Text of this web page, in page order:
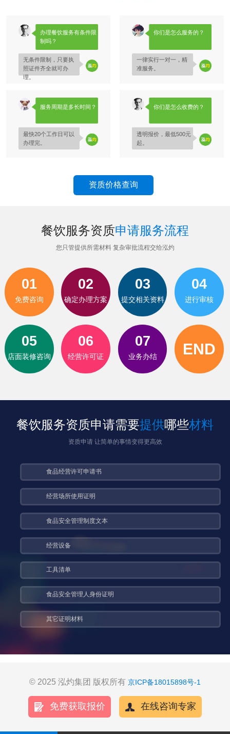
办理餐饮服务有条件限
制吗？
无条件限制，只要执
照证件齐全就可办
理。
你们是怎么服务的？
一律实行一对一，精
准服务。
服务周期是多长时间？
最快20个工作日可以
办理完。
你们是怎么收费的？
透明报价，最低500元
起。
资质价格查询
餐饮服务资质申请服务流程
您只管提供所需材料 复杂审批流程交给泓灼
免费咨询
01 02
确定办理方案 提交相关资料
03 04
进行审核
店面装修咨询
05 06
经营许可证 业务办结
07 END
餐饮服务资质申请需要提供哪些材料
资质申请 让简单的事情变得更高效
食品经营许可申请书
经营场所使用证明
食品安全管理制度文本
经营设备
工具清单
食品安全管理人身份证明
其它证明材料
© 2025 泓灼集团 版权所有 京ICP备18015898号-1
免费获取报价 在线咨询专家